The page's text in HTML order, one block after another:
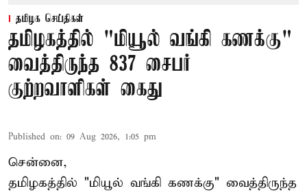
தமிழக செய்திகள்
தமிழகத்தில் "மியூல் வங்கி கணக்கு"
வைத்திருந்த 837 சைபர்
குற்றவாளிகள் கைது
Published on: 09 Aug 2026, 1:05 pm
சென்னை,
தமிழகத்தில் "மியூல் வங்கி கணக்கு" வைத்திருந்த